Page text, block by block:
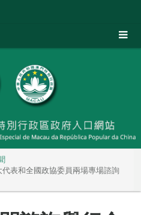
表和全國政協委員兩場專場諮詢